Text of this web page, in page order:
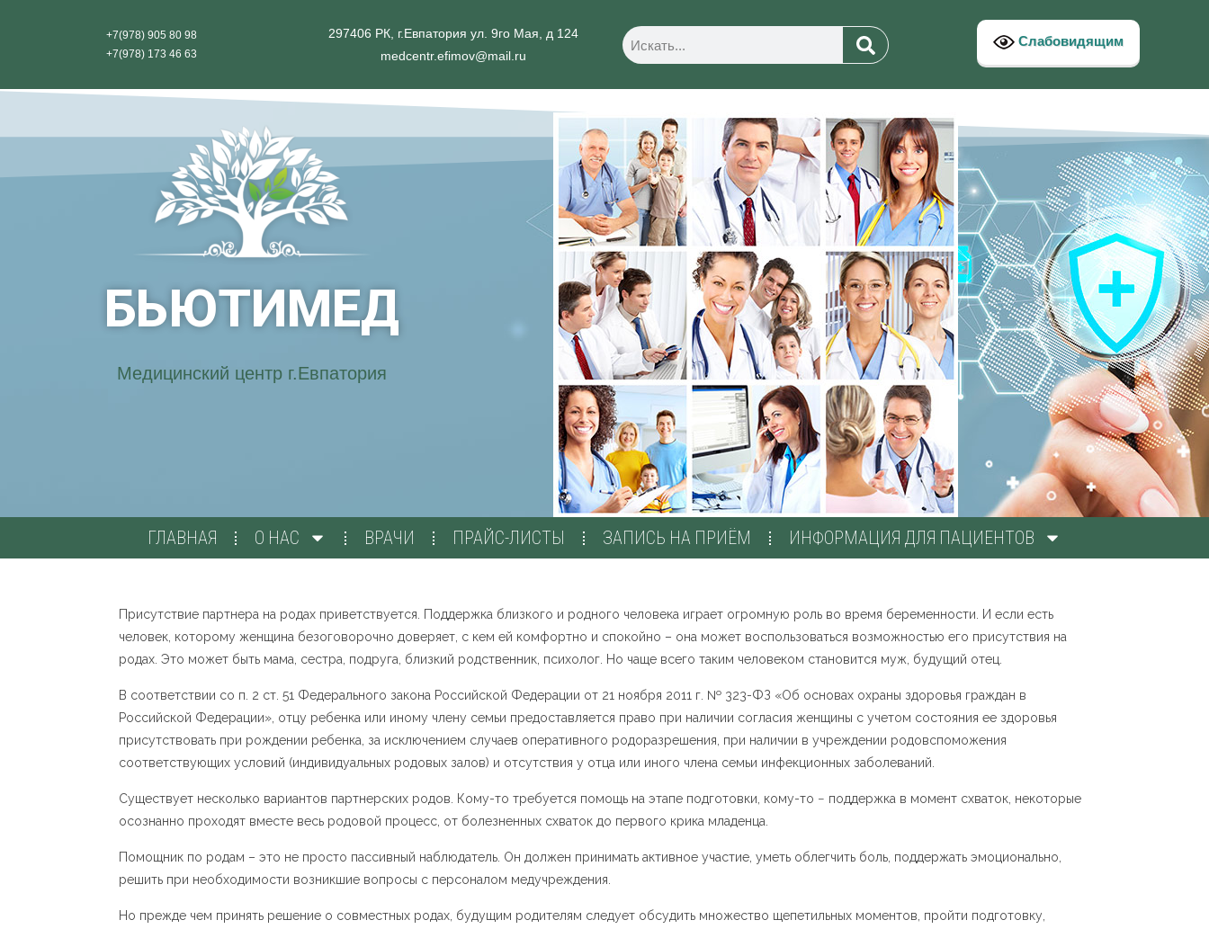
+7(978) 905 80 98
+7(978) 173 46 63
297406 РК, г.Евпатория ул. 9го Мая, д 124
medcentr.efimov@mail.ru
Слабовидящим
БЬЮТИМЕД
Медицинский центр г.Евпатория
ГЛАВНАЯ О НАС ВРАЧИ ПРАЙС-ЛИСТЫ ЗАПИСЬ НА ПРИЁМ ИНФОРМАЦИЯ ДЛЯ ПАЦИЕНТОВ
Присутствие партнера на родах приветствуется. Поддержка близкого и родного человека играет огромную роль во время беременности. И если есть
человек, которому женщина безоговорочно доверяет, с кем ей комфортно и спокойно – она может воспользоваться возможностью его присутствия на
родах. Это может быть мама, сестра, подруга, близкий родственник, психолог. Но чаще всего таким человеком становится муж, будущий отец.
В соответствии со п. 2 ст. 51 Федерального закона Российской Федерации от 21 ноября 2011 г. № 323-ФЗ «Об основах охраны здоровья граждан в
Российской Федерации», отцу ребенка или иному члену семьи предоставляется право при наличии согласия женщины с учетом состояния ее здоровья
присутствовать при рождении ребенка, за исключением случаев оперативного родоразрешения, при наличии в учреждении родовспоможения
соответствующих условий (индивидуальных родовых залов) и отсутствия у отца или иного члена семьи инфекционных заболеваний.
Существует несколько вариантов партнерских родов. Кому-то требуется помощь на этапе подготовки, кому-то − поддержка в момент схваток, некоторые
осознанно проходят вместе весь родовой процесс, от болезненных схваток до первого крика младенца.
Помощник по родам – это не просто пассивный наблюдатель. Он должен принимать активное участие, уметь облегчить боль, поддержать эмоционально,
решить при необходимости возникшие вопросы с персоналом медучреждения.
Но прежде чем принять решение о совместных родах, будущим родителям следует обсудить множество щепетильных моментов, пройти подготовку,